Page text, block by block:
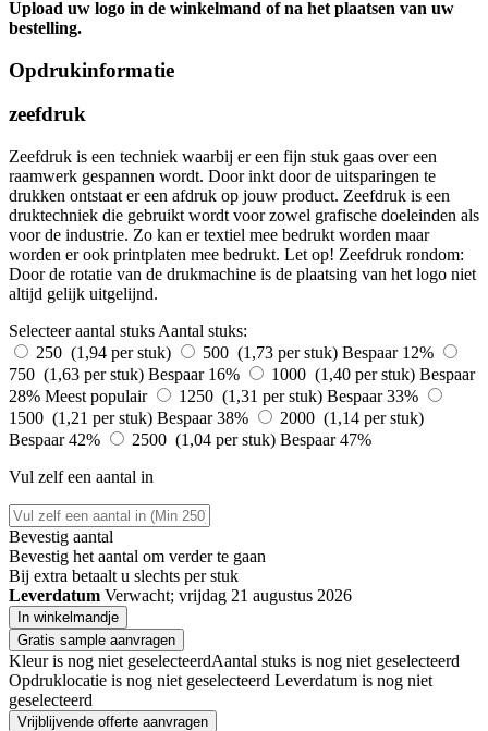
Upload uw logo in de winkelmand of na het plaatsen van uw
bestelling.
Opdrukinformatie
zeefdruk
Zeefdruk is een techniek waarbij er een fijn stuk gaas over een
raamwerk gespannen wordt. Door inkt door de uitsparingen te
drukken ontstaat er een afdruk op jouw product. Zeefdruk is een
druktechniek die gebruikt wordt voor zowel grafische doeleinden als
voor de industrie. Zo kan er textiel mee bedrukt worden maar
worden er ook printplaten mee bedrukt. Let op! Zeefdruk rondom:
Door de rotatie van de drukmachine is de plaatsing van het logo niet
altijd gelijk uitgelijnd.
Selecteer aantal stuks Aantal stuks:
250 (1,94 per stuk)
500 (1,73 per stuk) Bespaar 12%
750 (1,63 per stuk) Bespaar 16% 1000 (1,40 per stuk) Bespaar
28% Meest populair 1250 (1,31 per stuk) Bespaar 33%
1500 (1,21 per stuk) Bespaar 38%
2000 (1,14 per stuk)
Bespaar 42%
2500 (1,04 per stuk) Bespaar 47%
Vul zelf een aantal in
Bevestig aantal
Bevestig het aantal om verder te gaan
Bij extra betaalt u slechts per stuk
Leverdatum Verwacht; vrijdag 21 augustus 2026
In winkelmandje
Gratis sample aanvragen
Kleur is nog niet geselecteerdAantal stuks is nog niet geselecteerd
Opdruklocatie is nog niet geselecteerd Leverdatum is nog niet
geselecteerd
Vrijblijvende offerte aanvragen